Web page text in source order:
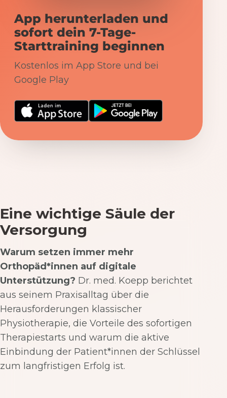
App herunterladen und
sofort dein 7-Tage-
Starttraining beginnen
Kostenlos im App Store und bei
Google Play
Eine wichtige Säule der
Versorgung
Warum setzen immer mehr
Orthopäd*innen auf digitale
Unterstützung? Dr. med. Koepp berichtet
aus seinem Praxisalltag über die
Herausforderungen klassischer
Physiotherapie, die Vorteile des sofortigen
Therapiestarts und warum die aktive
Einbindung der Patient*innen der Schlüssel
zum langfristigen Erfolg ist.